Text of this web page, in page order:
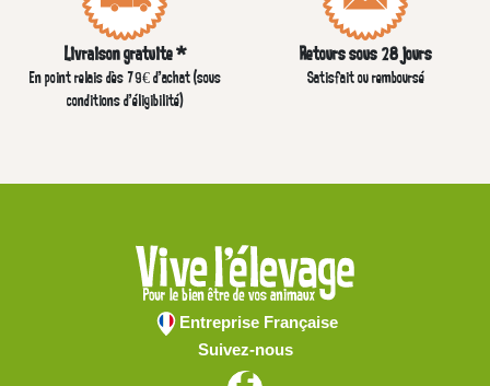
Livraison gratuite *
En point relais dès 79€ d’achat (sous
conditions d'éligibilité)
Retours sous 28 jours
Satisfait ou remboursé
Entreprise Française
Suivez-nous